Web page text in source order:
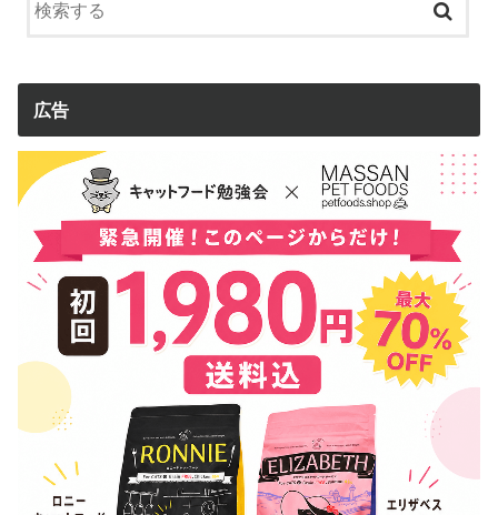
広告